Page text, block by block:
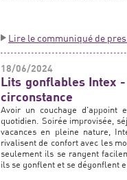
Lire le communiqué de
18/06/2024
Lits gonflables Intex
circonstance
Avoir un couchage d'appoint
quotidien. Soirée improvisée,
vacances en pleine nature,
rivalisent de confort avec les
seulement ils se rangent
ils se gonflent et se dégonflent